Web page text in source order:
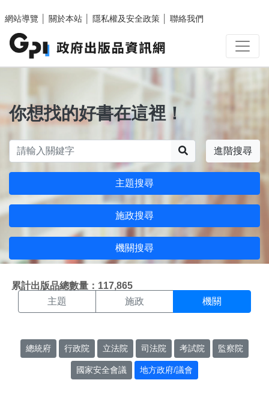
網站導覽
關於本站 隱私權及安全政策 聯絡我們
你想找的好書在這裡！
進階搜尋
主題搜尋
施政搜尋
機關搜尋
累計出版品總數量：117,865
機關搜尋結果頁面
主題 施政 機關
總統府 行政院 立法院 司法院 考試院 監察院
國家安全會議 地方政府/議會